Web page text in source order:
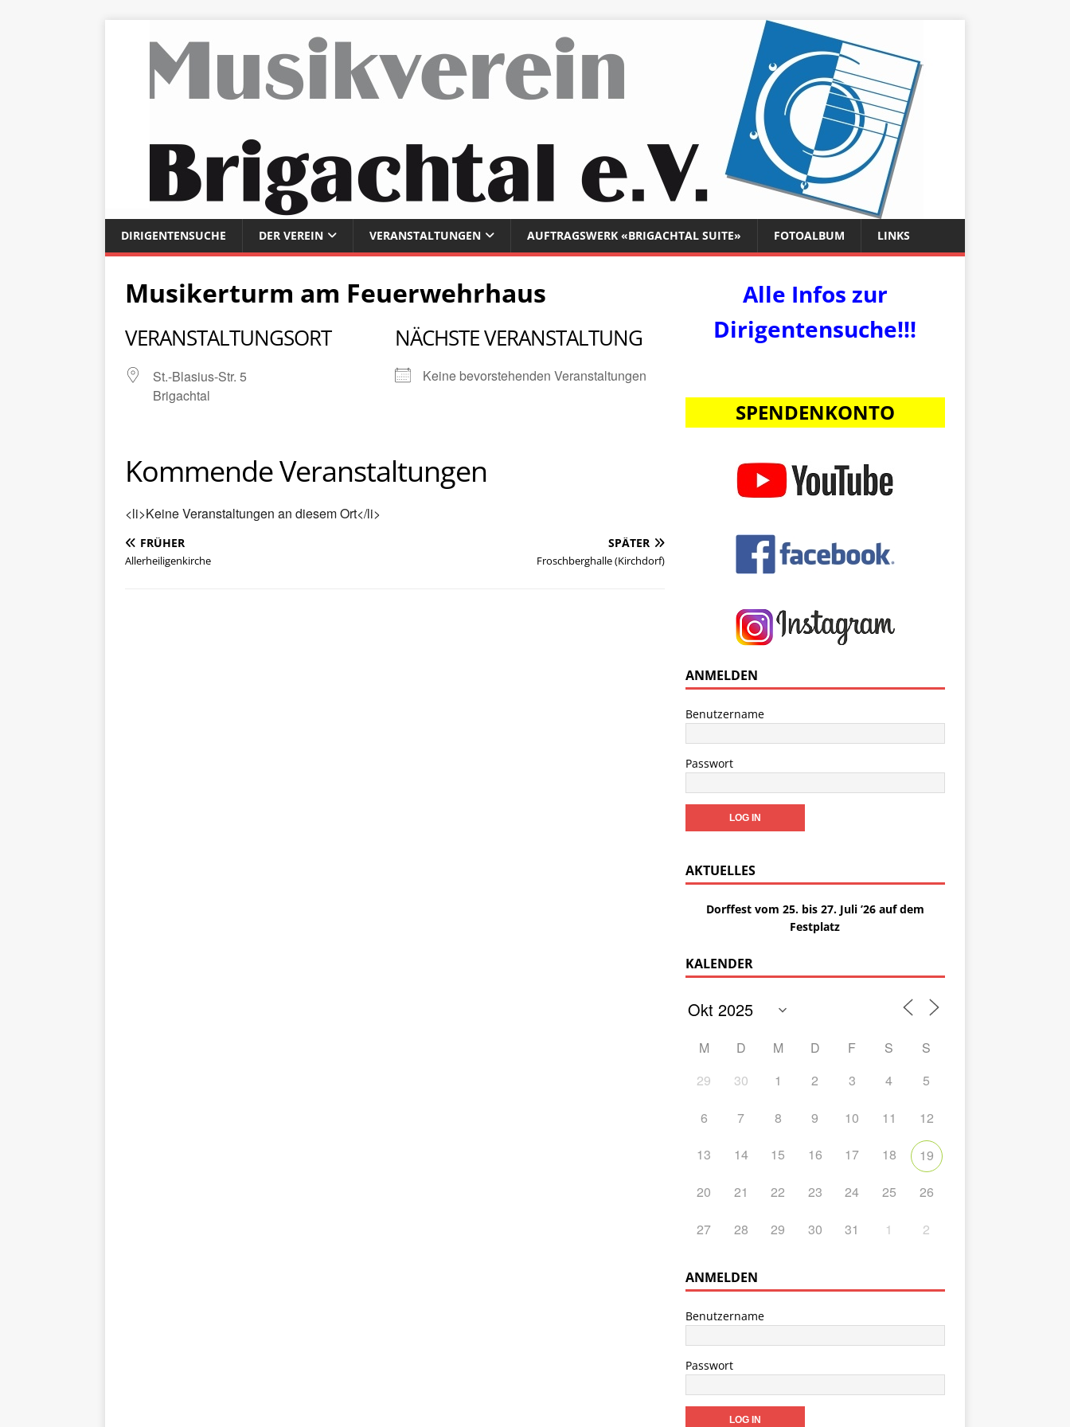
DIRIGENTENSUCHE DER VEREIN VERANSTALTUNGEN AUFTRAGSWERK «BRIGACHTAL SUITE» FOTOALBUM LINKS
Musikerturm am Feuerwehrhaus
VERANSTALTUNGSORT
St.-Blasius-Str. 5
Brigachtal
NÄCHSTE VERANSTALTUNG
Keine bevorstehenden Veranstaltungen
Kommende Veranstaltungen
<li>Keine Veranstaltungen an diesem Ort</li>
FRÜHER
Allerheiligenkirche
SPÄTER
Froschberghalle (Kirchdorf)
Alle Infos zur
Dirigentensuche!!!
SPENDENKONTO
ANMELDEN
Benutzername
Passwort
AKTUELLES
Dorffest vom 25. bis 27. Juli ’26 auf dem
Festplatz
KALENDER
M D M D F S
S
29
30 1 2 3 4 5
6 7 8 9 10 11 12
13 14 15 16 17 18
19
20
21 22 23 24 25 26
27 28 29 30 31 1 2
ANMELDEN
Benutzername
Passwort